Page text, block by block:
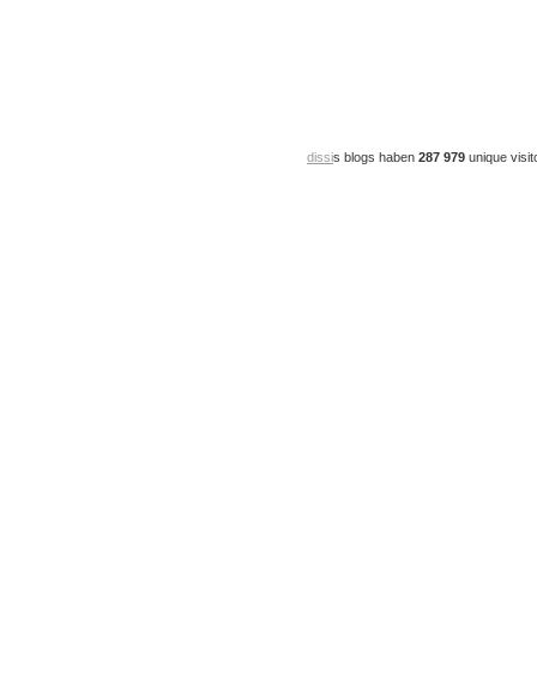
dissis blogs haben 287 979 unique